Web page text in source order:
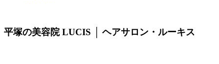
平塚の美容院 LUCIS │ ヘアサロン・ルーキス